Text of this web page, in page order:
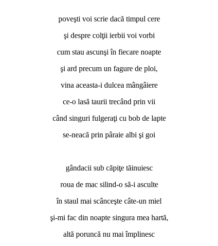
poveşti voi scrie dacă timpul cere
şi despre colţii ierbii voi vorbi
cum stau ascunşi în fiecare noapte
şi ard precum un fagure de ploi,
vina aceasta-i dulcea mângâiere
ce-o lasă taurii trecând prin vii
când singuri fulgeraţi cu bob de lapte
se-neacă prin pâraie albi şi goi
gândacii sub căpiţe tăinuiesc
roua de mac silind-o să-i asculte
în staul mai scânceşte câte-un miel
şi-mi fac din noapte singura mea hartă,
altă poruncă nu mai împlinesc